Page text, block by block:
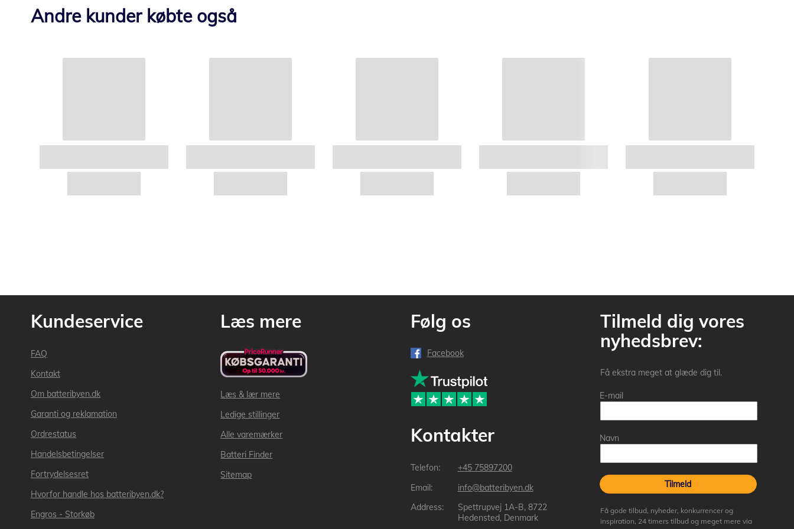
Andre kunder købte også
Kundeservice
FAQ
Kontakt
Om batteribyen.dk
Garanti og reklamation
Ordrestatus
Handelsbetingelser
Fortrydelsesret
Hvorfor handle hos batteribyen.dk?
Engros - Storkøb
Læs mere
Læs & lær mere
Ledige stillinger
Alle varemærker
Batteri Finder
Sitemap
Følg os
Facebook
Kontakter
+45 75897200
info@batteribyen.dk
Spettrupvej 1A-B, 8722
Hedensted, Denmark
Tilmeld dig vores
nyhedsbrev:
Få ekstra meget at glæde dig til.
E-mail
Navn
Tilmeld
Få gode tilbud, nyheder, konkurrencer og
inspiration, 24 timers tilbud og meget mere via